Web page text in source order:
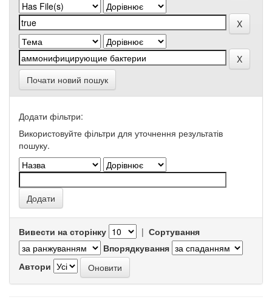
Почати новий пошук
Додати фільтри:
Використовуйте фільтри для уточнення результатів
пошуку.
Вивести на сторінку | Сортування
Впорядкування
Автори